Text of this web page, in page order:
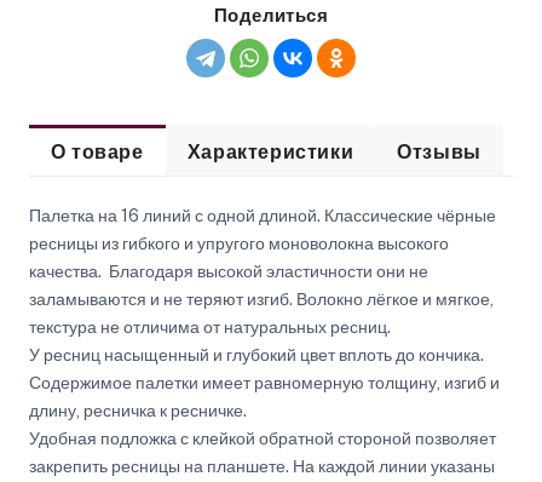
Поделиться
О товаре Характеристики Отзывы
Палетка на 16 линий с одной длиной. Классические чёрные
ресницы из гибкого и упругого моноволокна высокого
качества. Благодаря высокой эластичности они не
заламываются и не теряют изгиб. Волокно лёгкое и мягкое,
текстура не отличима от натуральных ресниц.
У ресниц насыщенный и глубокий цвет вплоть до кончика.
Содержимое палетки имеет равномерную толщину, изгиб и
длину, ресничка к ресничке.
Удобная подложка с клейкой обратной стороной позволяет
закрепить ресницы на планшете. На каждой линии указаны